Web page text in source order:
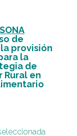
de
provisión
la
de
Rural en